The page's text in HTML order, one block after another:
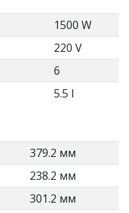
1500 W
220 V
6
5.5 l
379.2 мм
238.2 мм
301.2 мм